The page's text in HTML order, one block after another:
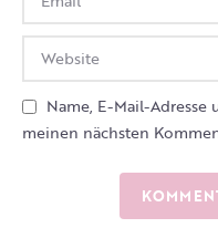
Name, E-Mail-
meinen nächsten